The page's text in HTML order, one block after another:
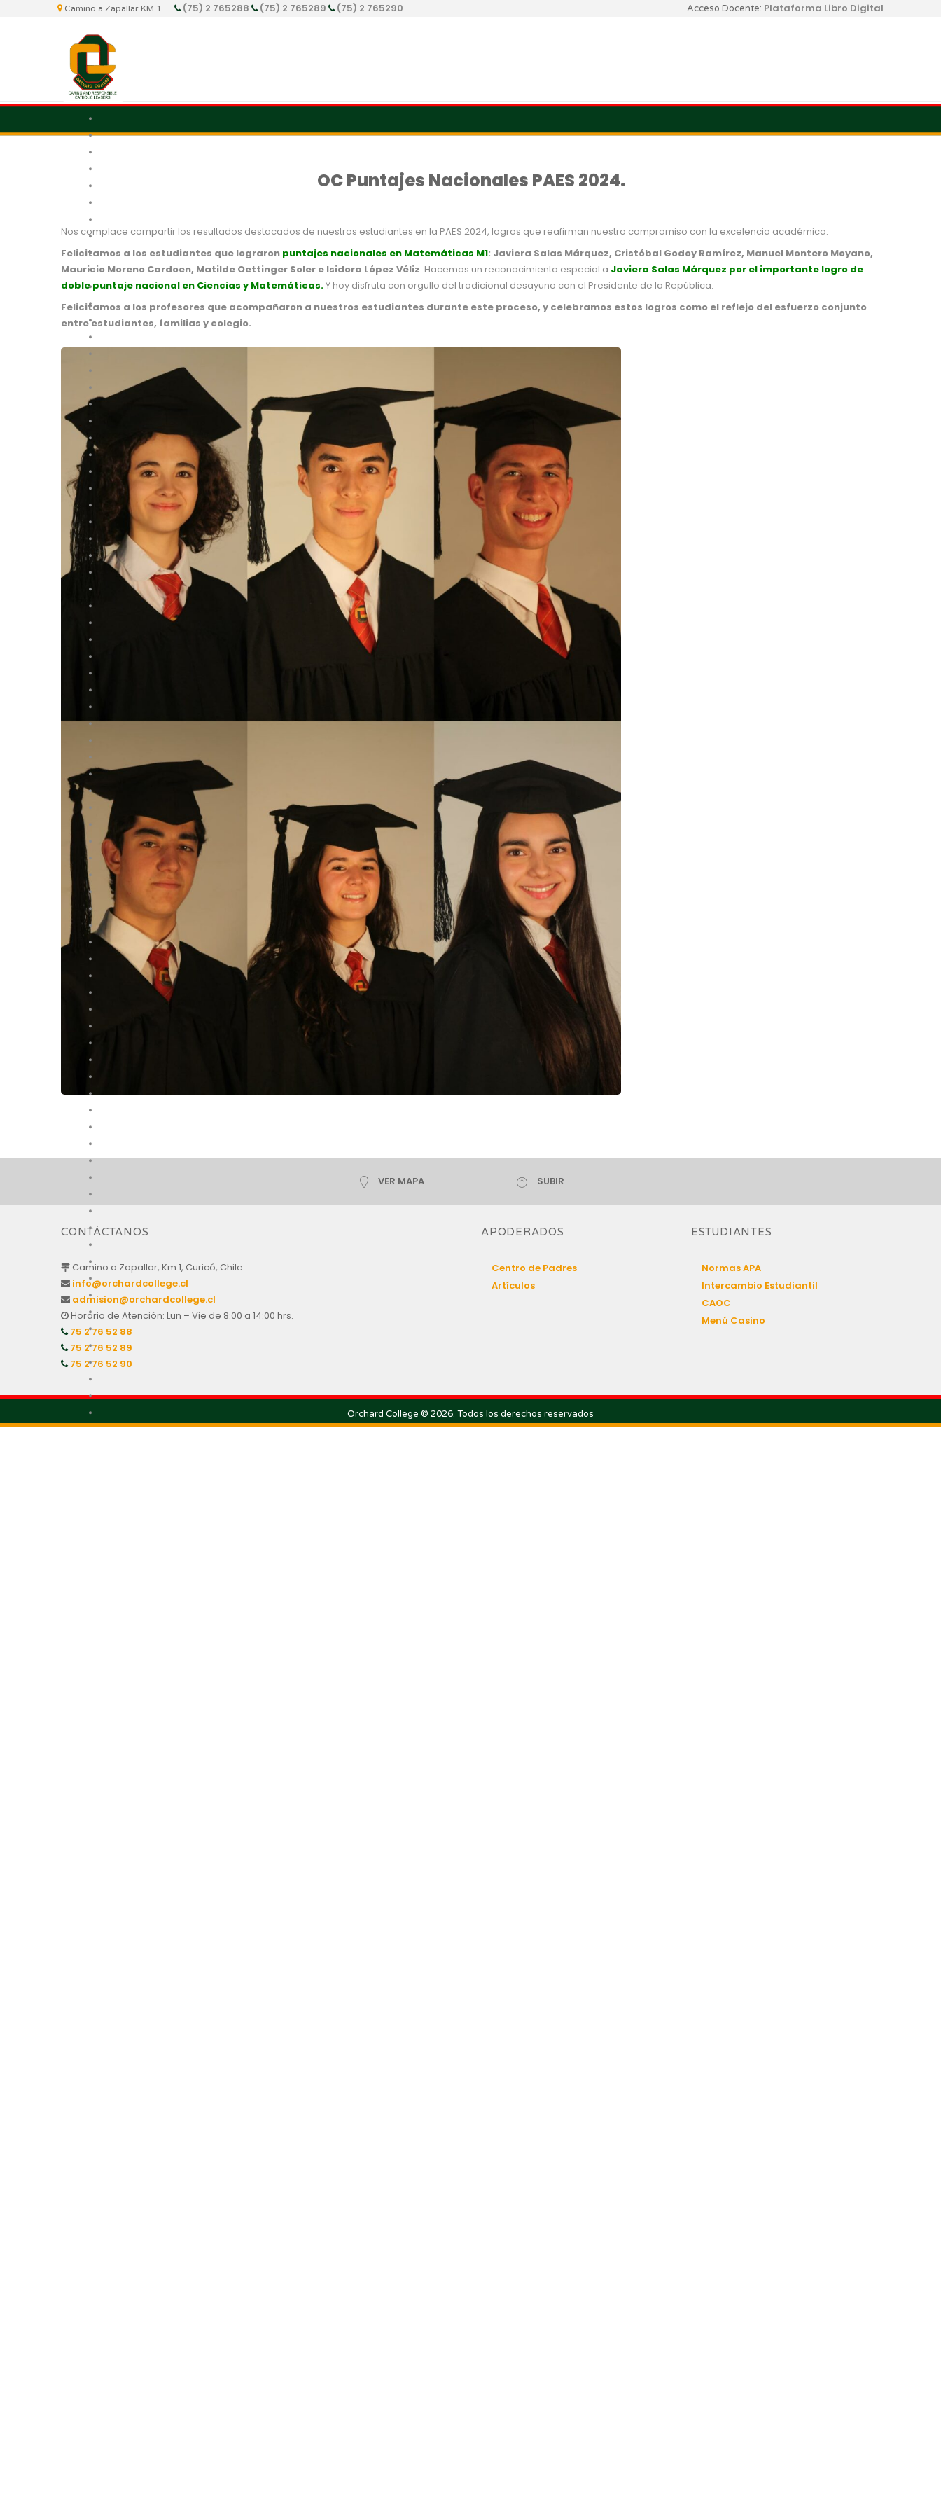
Camino a Zapallar KM 1 (75) 2 765288 (75) 2 765289 (75) 2 765290 Acceso Docente: Plataforma Libro Digital
OC Puntajes Nacionales PAES 2024.
Nos complace compartir los resultados destacados de nuestros estudiantes en la PAES 2024, logros que reafirman nuestro compromiso con la excelencia académica.
Felicitamos a los estudiantes que lograron puntajes nacionales en Matemáticas M1: Javiera Salas Márquez, Cristóbal Godoy Ramírez, Manuel Montero Moyano,
Mauricio Moreno Cardoen, Matilde Oettinger Soler e Isidora López Véliz. Hacemos un reconocimiento especial a Javiera Salas Márquez por el importante logro de
doble puntaje nacional en Ciencias y Matemáticas.Y hoy disfruta con orgullo del tradicional desayuno con el Presidente de la República.
Felicitamos a los profesores que acompañaron a nuestros estudiantes durante este proceso, y celebramos estos logros como el reflejo del esfuerzo conjunto
entre estudiantes, familias y colegio.
VER MAPA SUBIR
CONTÁCTANOS
Camino a Zapallar, Km 1, Curicó, Chile.
info@orchardcollege.cl
admision@orchardcollege.cl
Horario de Atención: Lun – Vie de 8:00 a 14:00 hrs.
75 2 76 52 88
75 2 76 52 89
75 2 76 52 90
APODERADOS
Centro de Padres
Artículos
ESTUDIANTES
Normas APA
Intercambio Estudiantil
CAOC
Menú Casino
Orchard College © 2026. Todos los derechos reservados